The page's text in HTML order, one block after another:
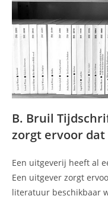
B. Bruil
zorgt ervoor
Een uitgeverij heeft al
Een uitgever zorgt
literatuur beschikbaar